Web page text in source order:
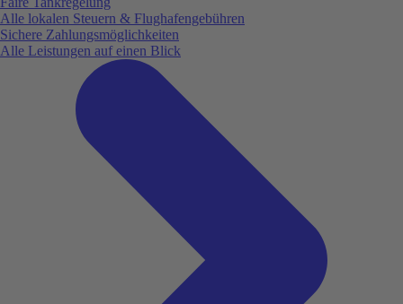
Alle lokalen Steuern & Flughafengebühren
Sichere Zahlungsmöglichkeiten
Alle Leistungen auf einen Blick